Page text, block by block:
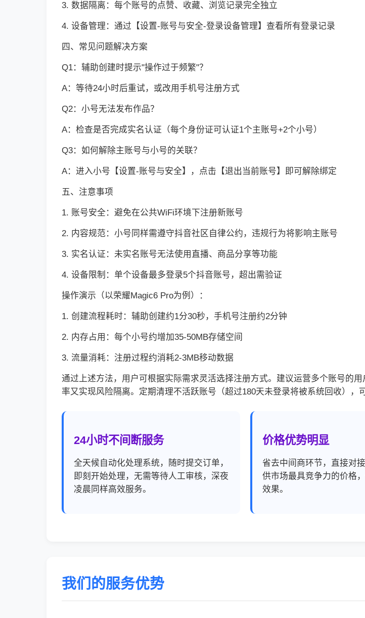
3. 数据隔离：每个账号的点赞、收藏、浏览记录完全独立
4. 设备管理：通过【设置-账号与安全-登录设备管理】查看所有登录记录
四、常见问题解决方案
Q1：辅助创建时提示"操作过于频繁"？
A：等待24小时后重试，或改用手机号注册方式
Q2：小号无法发布作品？
A：检查是否完成实名认证（每个身份证可认证1个主账号+2个小号）
Q3：如何解除主账号与小号的关联？
A：进入小号【设置-账号与安全】，点击【退出当前账号】即可解除绑定
五、注意事项
1. 账号安全：避免在公共WiFi环境下注册新账号
2. 内容规范：小号同样需遵守抖音社区自律公约，违规行为将影响主账号
3. 实名认证：未实名账号无法使用直播、商品分享等功能
4. 设备限制：单个设备最多登录5个抖音账号，超出需验证
操作演示（以荣耀Magic6 Pro为例）：
1. 创建流程耗时：辅助创建约1分30秒，手机号注册约2分钟
2. 内存占用：每个小号约增加35-50MB存储空间
3. 流量消耗：注册过程约消耗2-3MB移动数据
通过上述方法，用户可根据实际需求灵活选择注册方式。建议运营多个账号的
率又实现风险隔离。定期清理不活跃账号（超过180天未登录将被系统回收），
24小时不间断服务
全天候自动化处理系统，随时提交订单，
即刻开始处理，无需等待人工审核，深夜
凌晨同样高效服务。
价格优势明显
省去中间商环节，直接对
供市场最具竞争力的价格
效果。
我们的服务优势